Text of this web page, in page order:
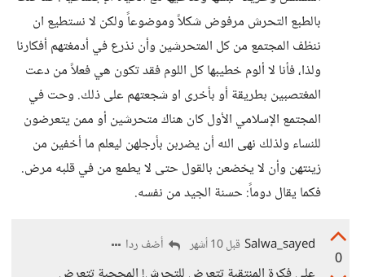
بالطبع التحرش مرفوض شكلاً وموضوعاً ولكن لا نستطيع ان
ننظف المجتمع من كل المتحرشين وأن نذرع في أدمغتهم أفكارنا
ولذا، فأنا لا ألوم خطيبها كل اللوم فقد تكون هي فعلاً من دعت
المغتصبين بطريقة أو بأخرى او شجعتهم على ذلك. وحت في
المجتمع الإسلامي الأول كان هناك متحرشين أو ممن يتعرضون
للنساء ولذلك نهى الله أن يضربن بأرجلهن ليعلم ما أخفين من
زينتهن وأن لا يخضعن بالقول حتى لا يطمع من في قلبه مرض.
فكما يقال دوماً: حسنة الجيد من نفسه.
0
Salwa_sayed قبل 10 أشهر أضف ردا